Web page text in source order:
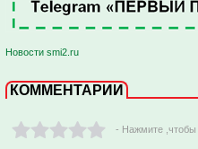
Новости smi2.ru
КОММЕНТАРИИ
- Нажмите ,чтобы